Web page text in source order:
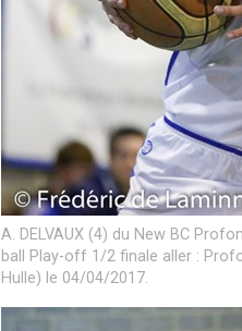
A. DELVAUX (4) du New BC
ball Play-off 1/2 finale aller :
Hulle) le 04/04/2017.